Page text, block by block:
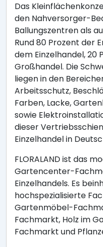
Das
den Nahversorger-
Ballungszentren als
Rund 80 Prozent der
dem Einzelhandel, 20
Großhandel. Die
liegen in den
Arbeitsschutz,
Farben, Lacke,
sowie
dieser
Einzelhandel in
FLORALAND ist das
Gartencenter-
Einzelhandels. Es
hochspezialisierte
Gartenmöbel-
Fachmarkt, Holz im
Fachmarkt und